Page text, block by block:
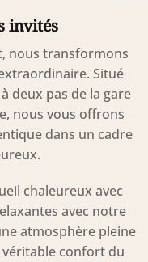
invités
nous transformons
Situé
deux pas de la gare
nous vous offrons
dans un cadre
chaleureux avec
avec notre
atmosphère pleine
véritable confort du